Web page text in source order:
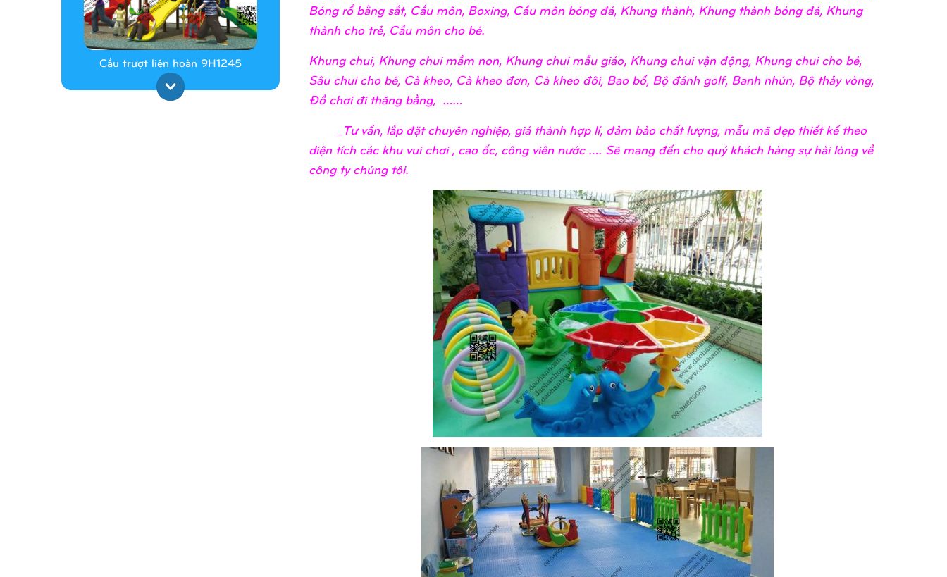
Cầu trượt liên hoàn 9H1245
Bóng rổ bằng sắt, Cầu môn, Boxing, Cầu môn bóng đá, Khung thành, Khung thành bóng đá, Khung
thành cho trẻ, Cầu môn cho bé.
Khung chui, Khung chui mầm non, Khung chui mẫu giáo, Khung chui vận động, Khung chui cho bé,
Sâu chui cho bé, Cà kheo, Cà kheo đơn, Cà kheo đôi, Bao bố, Bộ đánh golf, Banh nhún, Bộ thảy vòng,
Đồ chơi đi thăng bằng, ……
_Tư vấn, lắp đặt chuyên nghiệp, giá thành hợp lí, đảm bảo chất lượng, mẫu mã đẹp thiết kế theo
diện tích các khu vui chơi , cao ốc, công viên nước …. Sẽ mang đến cho quý khách hàng sự hài lòng về
công ty chúng tôi.